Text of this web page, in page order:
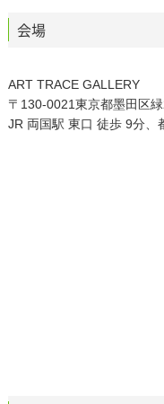
会場
ART TRACE GALLERY
〒130-0021東京都墨田区
JR 両国駅 東口 徒歩 9分、